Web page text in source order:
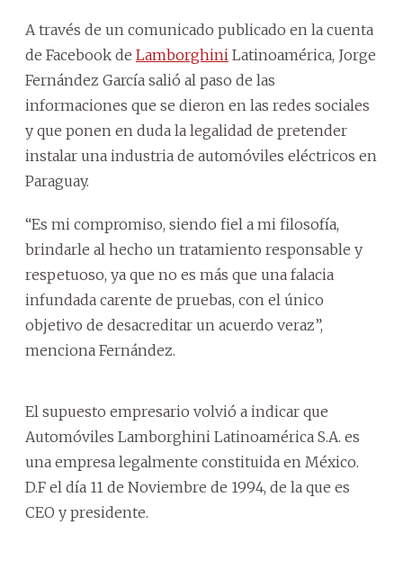
A través de un comunicado publicado en la cuenta
de Facebook de Lamborghini Latinoamérica, Jorge
Fernández García salió al paso de las
informaciones que se dieron en las redes sociales
y que ponen en duda la legalidad de pretender
instalar una industria de automóviles eléctricos en
Paraguay.
“Es mi compromiso, siendo fiel a mi filosofía,
brindarle al hecho un tratamiento responsable y
respetuoso, ya que no es más que una falacia
infundada carente de pruebas, con el único
objetivo de desacreditar un acuerdo veraz”,
menciona Fernández.
El supuesto empresario volvió a indicar que
Automóviles Lamborghini Latinoamérica S.A. es
una empresa legalmente constituida en México.
D.F el día 11 de Noviembre de 1994, de la que es
CEO y presidente.